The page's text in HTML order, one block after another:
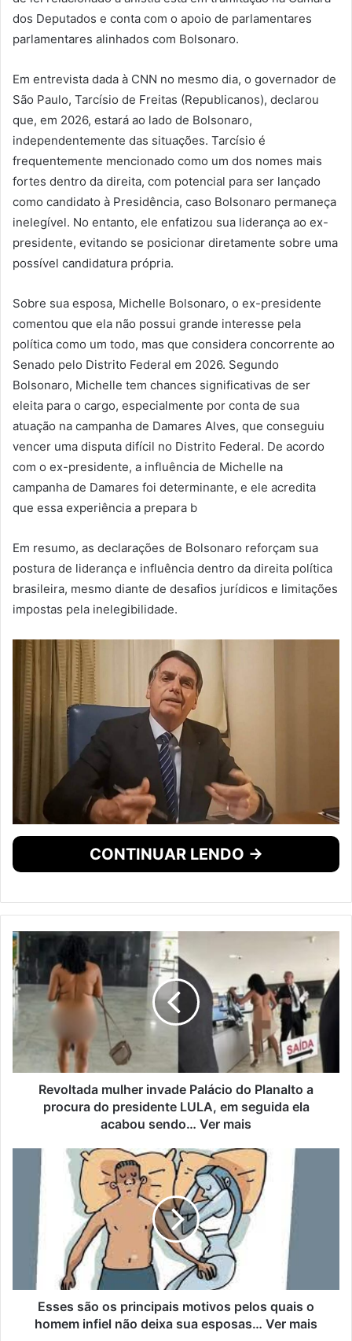
dos Deputados e conta com o apoio de parlamentares
parlamentares alinhados com Bolsonaro.
Em entrevista dada à CNN no mesmo dia, o governador de
São Paulo, Tarcísio de Freitas (Republicanos), declarou
que, em 2026, estará ao lado de Bolsonaro,
independentemente das situações. Tarcísio é
frequentemente mencionado como um dos nomes mais
fortes dentro da direita, com potencial para ser lançado
como candidato à Presidência, caso Bolsonaro permaneça
inelegível. No entanto, ele enfatizou sua liderança ao ex-
presidente, evitando se posicionar diretamente sobre uma
possível candidatura própria.
Sobre sua esposa, Michelle Bolsonaro, o ex-presidente
comentou que ela não possui grande interesse pela
política como um todo, mas que considera concorrente ao
Senado pelo Distrito Federal em 2026. Segundo
Bolsonaro, Michelle tem chances significativas de ser
eleita para o cargo, especialmente por conta de sua
atuação na campanha de Damares Alves, que conseguiu
vencer uma disputa difícil no Distrito Federal. De acordo
com o ex-presidente, a influência de Michelle na
campanha de Damares foi determinante, e ele acredita
que essa experiência a prepara b
Em resumo, as declarações de Bolsonaro reforçam sua
postura de liderança e influência dentro da direita política
brasileira, mesmo diante de desafios jurídicos e limitações
impostas pela inelegibilidade.
CONTINUAR LENDO →
Revoltada mulher invade Palácio do Planalto a
procura do presidente LULA, em seguida ela
acabou sendo… Ver mais
Esses são os principais motivos pelos quais o
homem infiel não deixa sua esposas… Ver mais